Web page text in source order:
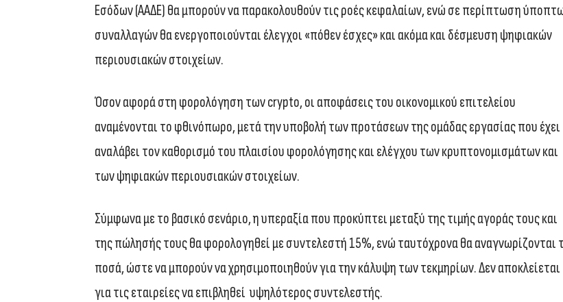
Εσόδων (ΑΑΔΕ) θα μπορούν να παρακολουθούν τις ροές κεφαλαίων, ενώ σε περίπτωση
συναλλαγών θα ενεργοποιούνται έλεγχοι «πόθεν έσχες» και ακόμα και δέσμευση ψηφιακών
περιουσιακών στοιχείων.
Όσον αφορά στη φορολόγηση των crypto, οι αποφάσεις του οικονομικού επιτελείου
αναμένονται το φθινόπωρο, μετά την υποβολή των προτάσεων της ομάδας εργασίας που έχει
αναλάβει τον καθορισμό του πλαισίου φορολόγησης και ελέγχου των κρυπτονομισμάτων και
των ψηφιακών περιουσιακών στοιχείων.
Σύμφωνα με το βασικό σενάριο, η υπεραξία που προκύπτει μεταξύ της τιμής αγοράς τους και
της πώλησής τους θα φορολογηθεί με συντελεστή 15%, ενώ ταυτόχρονα θα αναγνωρίζονται
ποσά, ώστε να μπορούν να χρησιμοποιηθούν για την κάλυψη των τεκμηρίων. Δεν αποκλείεται
για τις εταιρείες να επιβληθεί υψηλότερος συντελεστής.